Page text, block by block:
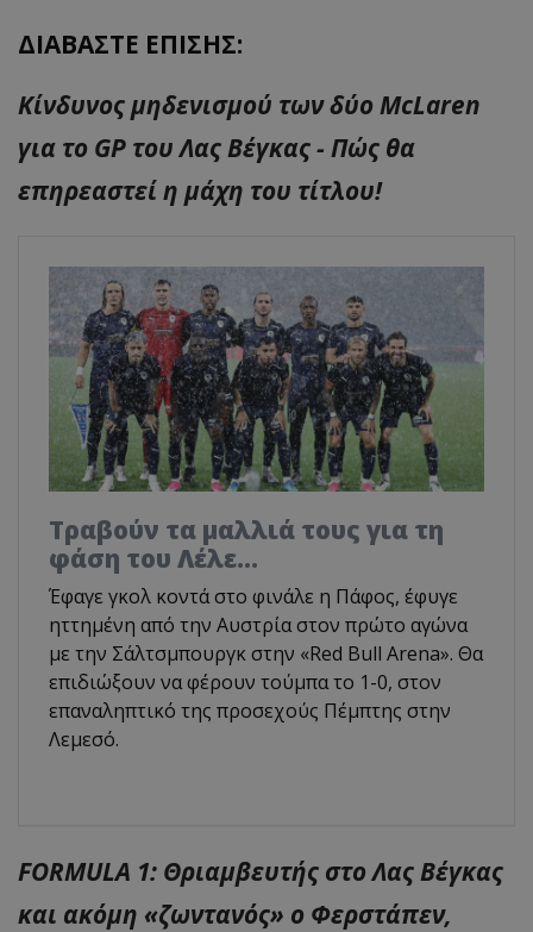
ΔΙΑΒΑΣΤΕ ΕΠΙΣΗΣ:
Κίνδυνος μηδενισμού των δύο McLaren
για το GP του Λας Βέγκας - Πώς θα
επηρεαστεί η μάχη του τίτλου!
Τραβούν τα μαλλιά τους για τη
φάση του Λέλε…
Έφαγε γκολ κοντά στο φινάλε η Πάφος, έφυγε
ηττημένη από την Αυστρία στον πρώτο αγώνα
με την Σάλτσμπουργκ στην «Red Bull Arena». Θα
επιδιώξουν να φέρουν τούμπα το 1-0, στον
επαναληπτικό της προσεχούς Πέμπτης στην
Λεμεσό.
FORMULA 1: Θριαμβευτής στο Λας Βέγκας
και ακόμη «ζωντανός» ο Φερστάπεν,